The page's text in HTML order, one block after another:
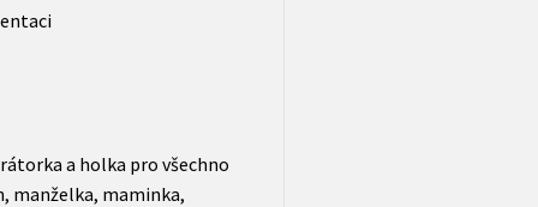
a holka pro všechno
manželka, maminka,